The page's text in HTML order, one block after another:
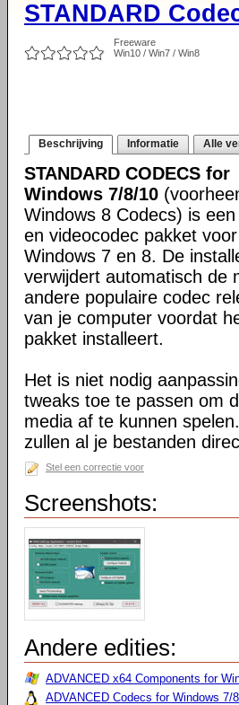
STANDARD
Freeware
Win10 / Win7 / Win8
Beschrijving Informatie Alle
STANDARD CODECS for
Windows 7/8/10
Windows 8 Codecs) is
en videocodec pakket voor
Windows 7 en 8. De
verwijdert automatisch de
andere populaire codec
van je computer voordat
pakket installeert.
Het is niet nodig
tweaks toe te passen om
media af te kunnen
zullen al je bestanden
Stel een correctie voor
Screenshots:
Andere edities:
ADVANCED x64 Components for
ADVANCED Codecs for Windows 7/